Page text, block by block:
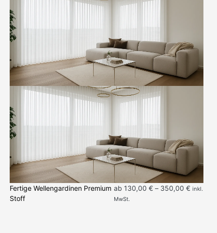
Fertige Wellengardinen Premium
Stoff
ab 130,00€ – 350,00€ inkl.
MwSt.